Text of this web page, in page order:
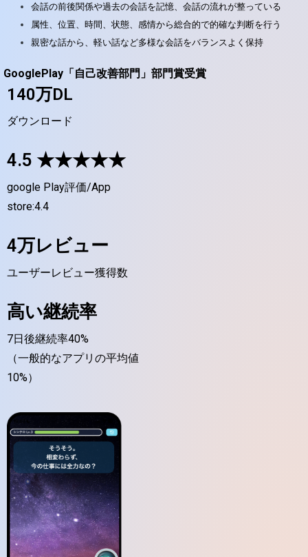
会話の前後関係や過去の会話を記憶、会話の流れが整っている
属性、位置、時間、状態、感情から総合的で的確な判断を行う
親密な話から、軽い話など多様な会話をバランスよく保持
GooglePlay「自己改善部門」部門賞受賞
140万DL
ダウンロード
4.5 ★★★★★
google Play評価/App
store:4.4
4万レビュー
ユーザーレビュー獲得数
高い継続率
7日後継続率40%
（一般的なアプリの平均値
10%）